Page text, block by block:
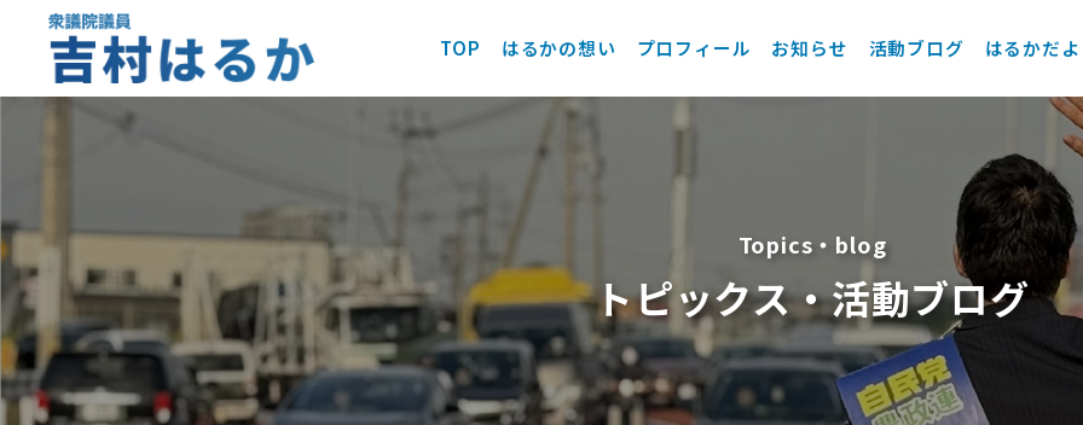
TOP はるかの想い プロフィール お知らせ 活動ブログ はるかだ
Topics・blog
トピックス・活動ブログ